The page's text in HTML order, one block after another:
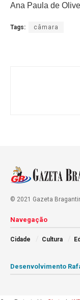
Ana Paula de
Tags: câmara
© 2021 Gazeta
Navegação
Cidade Cultura
Desenvolvimento